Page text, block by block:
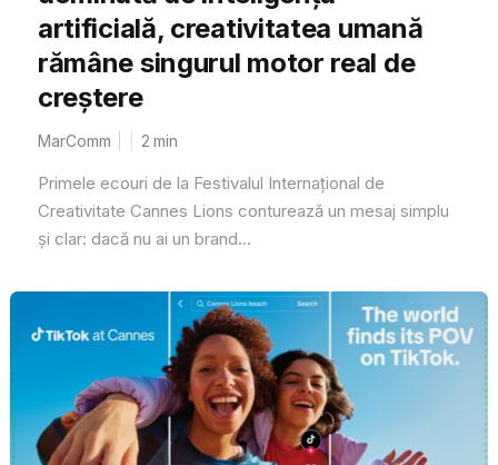
artificială, creativitatea umană
rămâne singurul motor real de
creștere
MarComm 2 min
Primele ecouri de la Festivalul Internațional de
Creativitate Cannes Lions conturează un mesaj simplu
și clar: dacă nu ai un brand...